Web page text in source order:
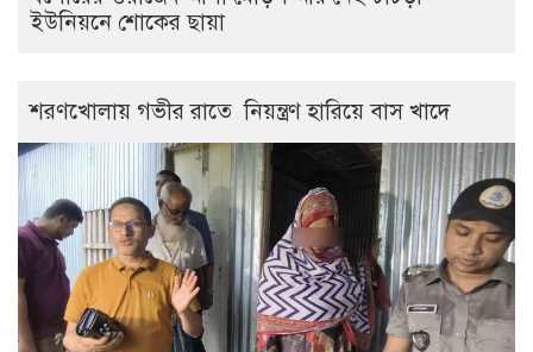
ইউনিয়নে শোকের ছায়া
শরণখোলায় গভীর রাতে নিয়ন্ত্রণ হারিয়ে বাস খাদে